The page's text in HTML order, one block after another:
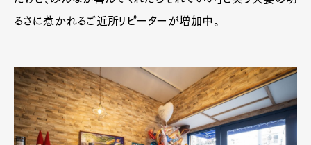
るさに惹かれるご近所リピーターが増加中。